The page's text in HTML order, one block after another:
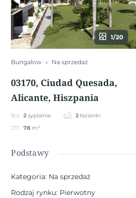
1/20
Bungalow Na sprzedaż
03170, Ciudad Quesada,
Alicante, Hiszpania
2 sypialnie 2 łazienki
78 m²
Podstawy
Kategoria: Na sprzedaż
Rodzaj rynku: Pierwotny